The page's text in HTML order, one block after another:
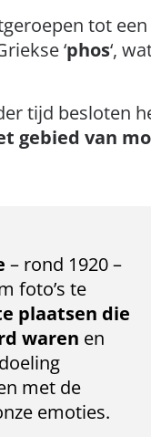
tot
‘phos‘,
tijd besloten
gebied van
– rond 1920 –
foto’s te
plaatsen die
waren en
met de
emoties.